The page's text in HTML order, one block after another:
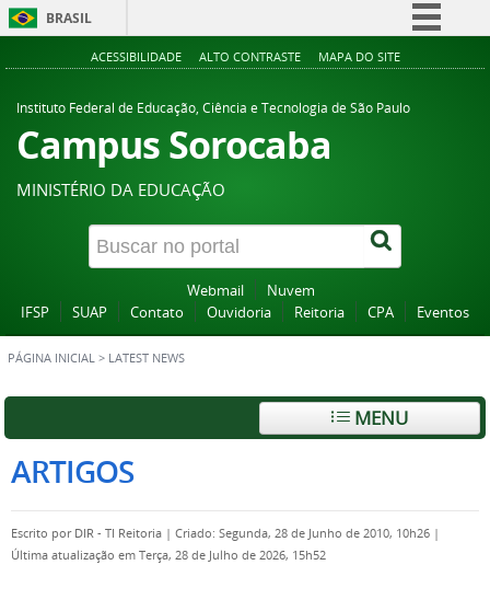
BRASIL
Simplifique!
Acesso à informação
Canais
ACESSIBILIDADE ALTO CONTRASTE MAPA DO SITE
Instituto Federal de Educação, Ciência e Tecnologia de São Paulo
Campus Sorocaba
MINISTÉRIO DA EDUCAÇÃO
Webmail
Nuvem
IFSP
SUAP Contato Ouvidoria Reitoria CPA Eventos
PÁGINA INICIAL > LATEST NEWS
MENU
ARTIGOS
Escrito por DIR - TI Reitoria | Criado: Segunda, 28 de Junho de 2010, 10h26 |
Última atualização em Terça, 28 de Julho de 2026, 15h52